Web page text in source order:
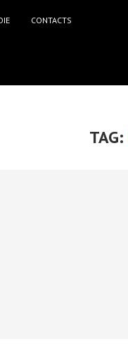
CONTACTS
TAG: